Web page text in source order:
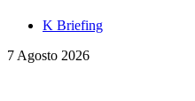
K Briefing
7 Agosto 2026